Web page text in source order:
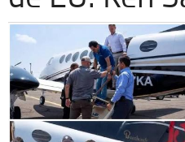
Extra +